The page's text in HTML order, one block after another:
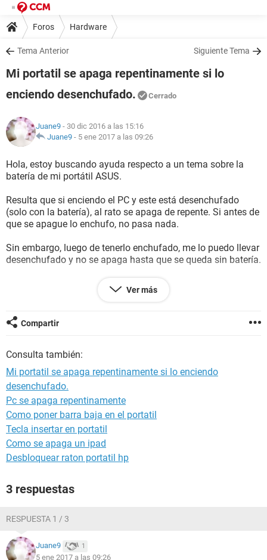
Foros Hardware
Tema Anterior Siguiente Tema
Mi portatil se apaga repentinamente si lo
enciendo desenchufado.
Cerrado
Juane9 - 30 dic 2016 a las 15:16
Juane9 - 5 ene 2017 a las 09:26
Hola, estoy buscando ayuda respecto a un tema sobre la
batería de mi portátil ASUS.
Resulta que si enciendo el PC y este está desenchufado
(solo con la batería), al rato se apaga de repente. Si antes de
que se apague lo enchufo, no pasa nada.
Sin embargo, luego de tenerlo enchufado, me lo puedo llevar
desenchufado y no se apaga hasta que se queda sin batería.
Tendría que añadir que la batería no es extraíble, si la
necesito sacar, tendría que consultar si la puedo sacar por
Si alguien puede ayudarme, se lo agradeceré un montón!
Ver más
Compartir
Consulta también:
Mi portatil se apaga repentinamente si lo enciendo
desenchufado.
Pc se apaga repentinamente
Como poner barra baja en el portatil
Tecla insertar en portatil
Como se apaga un ipad
Desbloquear raton portatil hp
3 respuestas
RESPUESTA 1 / 3
Juane9 1
5 ene 2017 a las 09:26